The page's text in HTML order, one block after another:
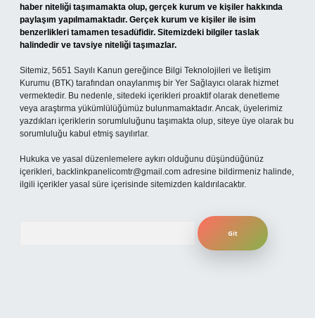
haber niteliği taşımamakta olup, gerçek kurum ve kişiler hakkında
paylaşım yapılmamaktadır. Gerçek kurum ve kişiler ile isim
benzerlikleri tamamen tesadüfidir. Sitemizdeki bilgiler taslak
halindedir ve tavsiye niteliği taşımazlar.
Sitemiz, 5651 Sayılı Kanun gereğince Bilgi Teknolojileri ve İletişim
Kurumu (BTK) tarafından onaylanmış bir Yer Sağlayıcı olarak hizmet
vermektedir. Bu nedenle, sitedeki içerikleri proaktif olarak denetleme
veya araştırma yükümlülüğümüz bulunmamaktadır. Ancak, üyelerimiz
yazdıkları içeriklerin sorumluluğunu taşımakta olup, siteye üye olarak bu
sorumluluğu kabul etmiş sayılırlar.
Hukuka ve yasal düzenlemelere aykırı olduğunu düşündüğünüz
içerikleri, backlinkpanelicomtr@gmail.com adresine bildirmeniz halinde,
ilgili içerikler yasal süre içerisinde sitemizden kaldırılacaktır.